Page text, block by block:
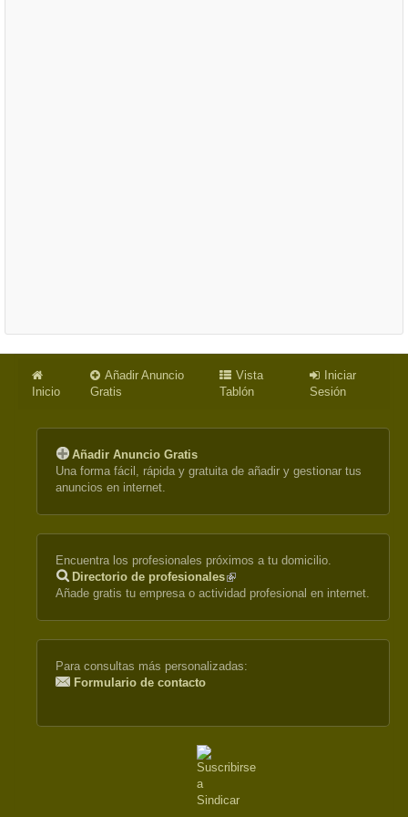
Inicio
Añadir Anuncio
Gratis
Vista
Tablón
Iniciar
Sesión
Añadir Anuncio Gratis
Una forma fácil, rápida y gratuita de añadir y gestionar tus
anuncios en internet.
Encuentra los profesionales próximos a tu domicilio.
Directorio de profesionales(link
is
Añade gratis tu empresa o actividad profesional en internet.
Para consultas más personalizadas:
Formulario de contacto